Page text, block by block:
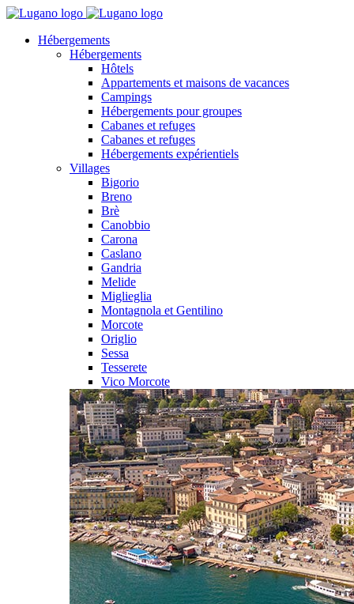
Hébergements
Hébergements
Hôtels
Appartements et maisons de vacances
Campings
Hébergements pour groupes
Cabanes et refuges
Cabanes et refuges
Hébergements expérientiels
Villages
Bigorio
Breno
Brè
Canobbio
Carona
Caslano
Gandria
Melide
Miglieglia
Montagnola et Gentilino
Morcote
Origlio
Sessa
Tesserete
Vico Morcote